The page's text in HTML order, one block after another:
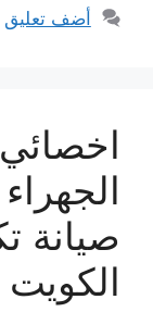
أضف تعليق
صيانة
الكويت